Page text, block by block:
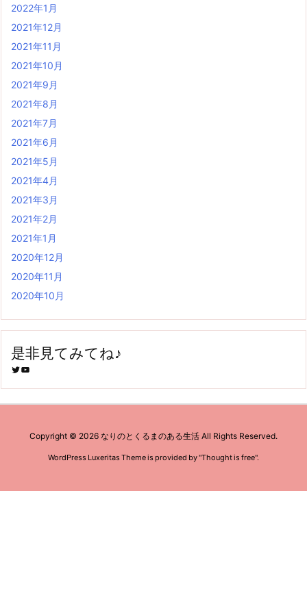
2022年1月
2021年12月
2021年11月
2021年10月
2021年9月
2021年8月
2021年7月
2021年6月
2021年5月
2021年4月
2021年3月
2021年2月
2021年1月
2020年12月
2020年11月
2020年10月
是非見てみてね♪
Twitter YouTube
Copyright © 2026 なりのとくるまのある生活 All Rights Reserved.
WordPress Luxeritas Theme is provided by "Thought is free".